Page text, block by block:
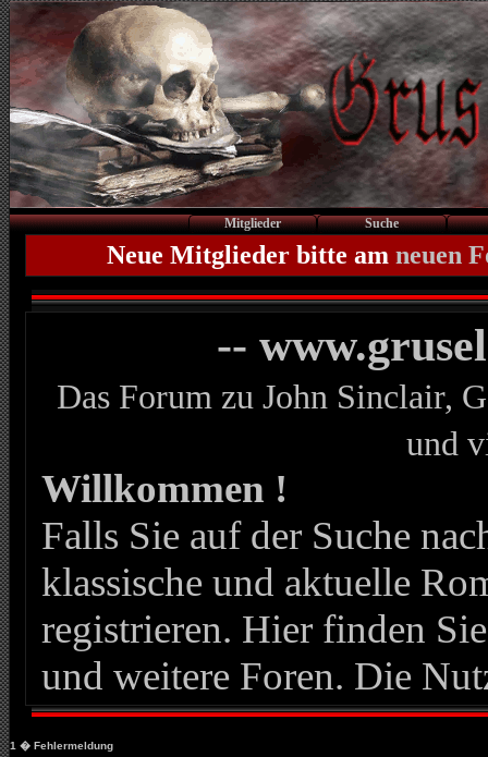
Mitglieder Suche
Neue Mitglieder bitte am neuen
--
Das Forum zu John Sinclair,
und
Willkommen !
Falls Sie auf der Suche
klassische und aktuelle
registrieren. Hier finden
und weitere Foren. Die
1 � Fehlermeldung